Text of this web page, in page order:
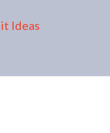
Ideas